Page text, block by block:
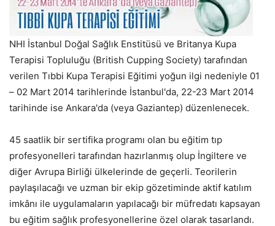
NHI İstanbul Doğal Sağlık Enstitüsü ve Britanya Kupa
Terapisi Topluluğu (British Cupping Society) tarafından
verilen Tıbbi Kupa Terapisi Eğitimi yoğun ilgi nedeniyle 01
– 02 Mart 2014 tarihlerinde İstanbul'da, 22-23 Mart 2014
tarihinde ise Ankara'da (veya Gaziantep) düzenlenecek.
45 saatlik bir sertifika programı olan bu eğitim tıp
profesyonelleri tarafından hazırlanmış olup İngiltere ve
diğer Avrupa Birliği ülkelerinde de geçerli. Teorilerin
paylaşılacağı ve uzman bir ekip gözetiminde aktif katılım
imkânı ile uygulamaların yapılacağı bir müfredatı kapsayan
bu eğitim sağlık profesyonellerine özel olarak tasarlandı.